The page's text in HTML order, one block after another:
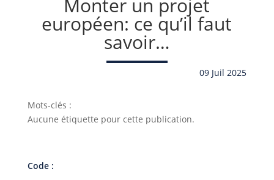
Monter un projet
européen: ce qu’il faut
savoir…
09 Juil 2025
Mots-clés :
Aucune étiquette pour cette publication.
Code :